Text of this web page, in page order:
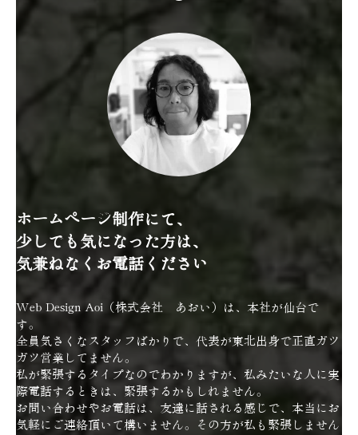
ホームページ制作にて、
少しでも気になった方は、
気兼ねなくお電話ください
Web Design Aoi（株式会社 あおい）は、本社が仙台で
す。
全員気さくなスタッフばかりで、代表が東北出身で正直ガツ
ガツ営業してません。
私が緊張するタイプなのでわかりますが、私みたいな人に実
際電話するときは、緊張するかもしれません。
お問い合わせやお電話は、友達に話される感じで、本当にお
気軽にご連絡頂いて構いません。その方が私も緊張しません